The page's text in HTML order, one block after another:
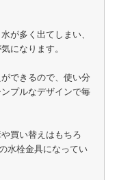
が多く出てしまい、
になります。
できるので、使い分
プルなデザインで毎
買い替えはもちろ
水栓金具になってい